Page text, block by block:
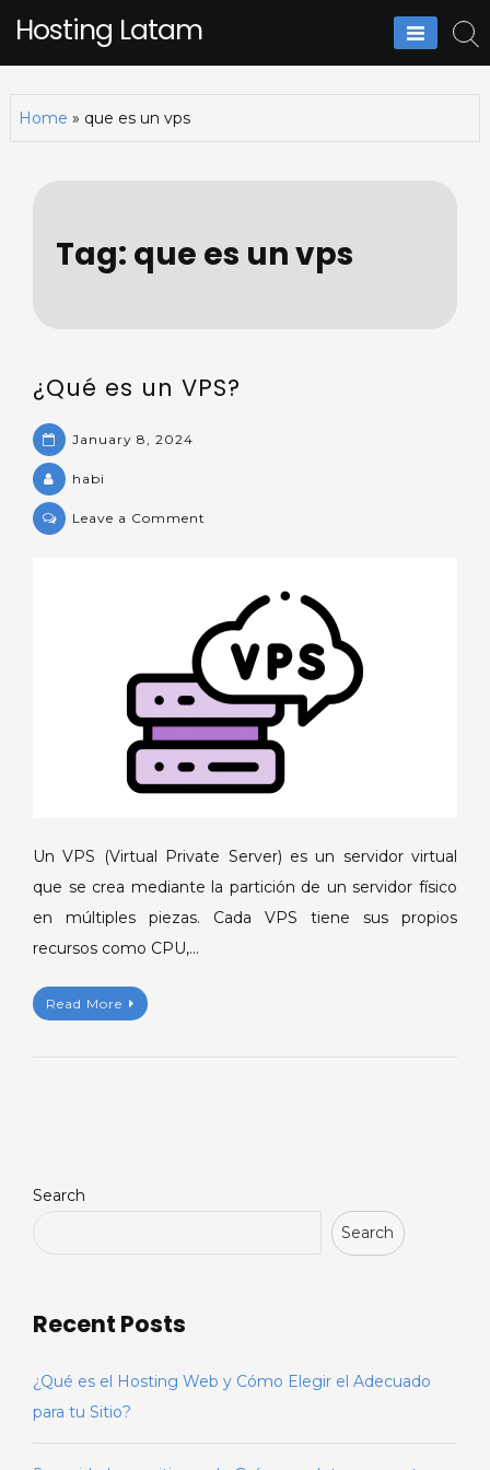
Hosting Latam
Home » que es un vps
Tag: que es un vps
¿Qué es un VPS?
January 8, 2024
habi
Leave a Comment
VPS?
Un VPS (Virtual Private Server) es un servidor virtual
que se crea mediante la partición de un servidor físico
en múltiples piezas. Cada VPS tiene sus propios
recursos como CPU,…
Read More
Search
Search
Recent Posts
¿Qué es el Hosting Web y Cómo Elegir el Adecuado
para tu Sitio?